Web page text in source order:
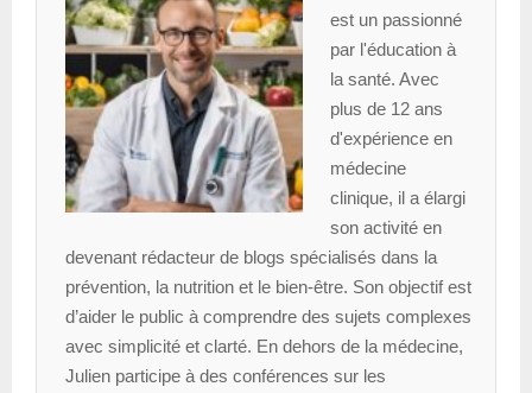
est un passionné
par l'éducation à
la santé. Avec
plus de 12 ans
d'expérience en
médecine
clinique, il a élargi
son activité en
devenant rédacteur de blogs spécialisés dans la
prévention, la nutrition et le bien-être. Son objectif est
d’aider le public à comprendre des sujets complexes
avec simplicité et clarté. En dehors de la médecine,
Julien participe à des conférences sur les